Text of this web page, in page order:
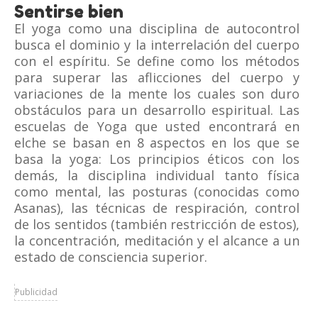
Sentirse bien
El yoga como una disciplina de autocontrol
busca el dominio y la interrelación del cuerpo
con el espíritu. Se define como los métodos
para superar las aflicciones del cuerpo y
variaciones de la mente los cuales son duro
obstáculos para un desarrollo espiritual. Las
escuelas de Yoga que usted encontrará en
elche se basan en 8 aspectos en los que se
basa la yoga: Los principios éticos con los
demás, la disciplina individual tanto física
como mental, las posturas (conocidas como
Asanas), las técnicas de respiración, control
de los sentidos (también restricción de estos),
la concentración, meditación y el alcance a un
estado de consciencia superior.
Publicidad